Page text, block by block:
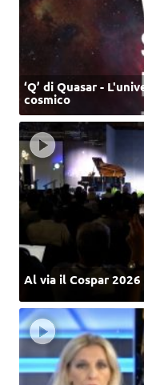
‘Q’ di Quasar -
cosmico
Al via il Cospar 2026